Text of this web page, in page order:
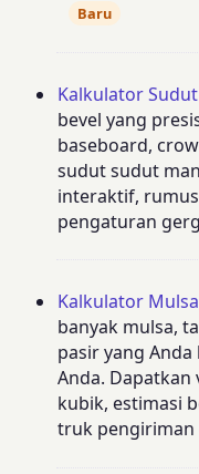
Baru
Kalkulator
bevel yang
baseboard,
sudut sudut
interaktif,
pengaturan
Kalkulator
banyak mulsa,
pasir yang
Anda.
kubik, estimasi
truk pengiriman